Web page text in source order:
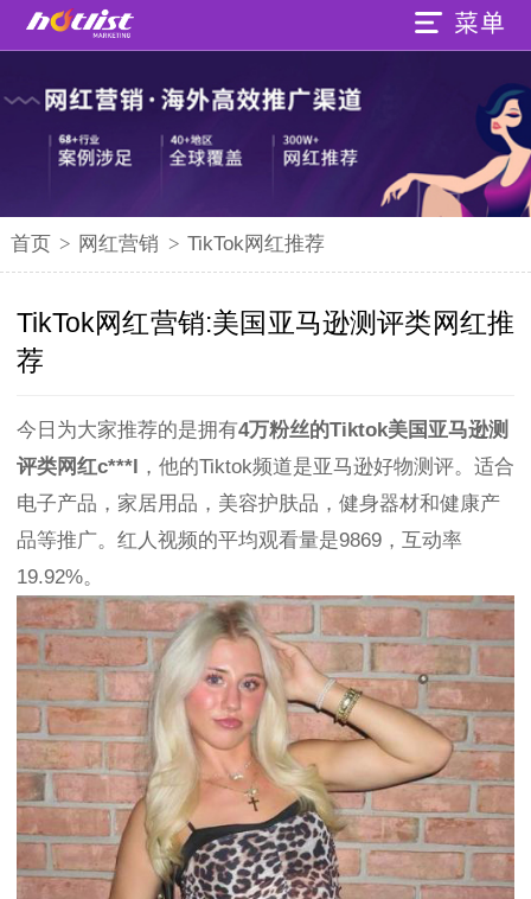
首页 > 网红营销 > TikTok网红推荐
TikTok网红营销:美国亚马逊测评类网红推
荐
今日为大家推荐的是拥有4万粉丝的Tiktok美国亚马逊测
评类网红c***l ，他的Tiktok频道是亚马逊好物测评。适合
电子产品，家居用品，美容护肤品，健身器材和健康产
品等推广。红人视频的平均观看量是9869，互动率
19.92%。